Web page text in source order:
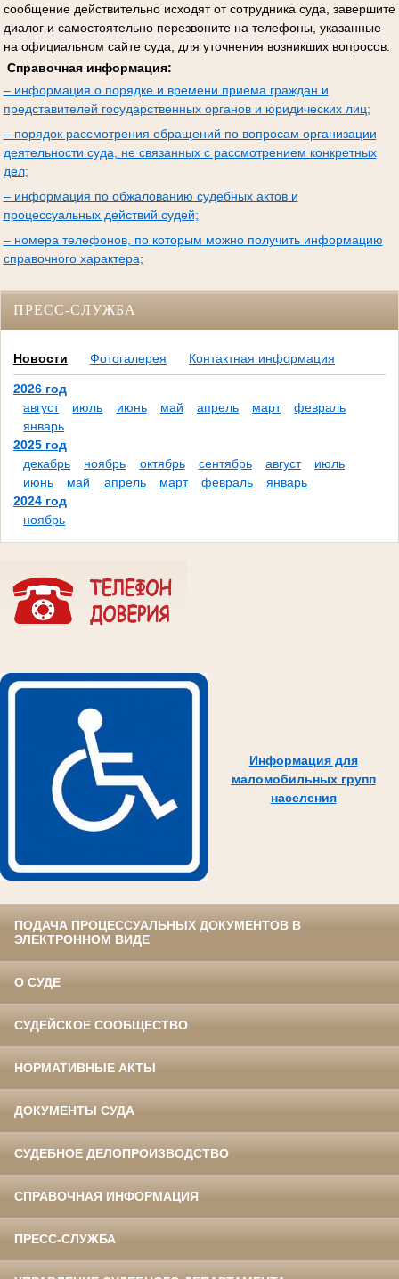
сообщение действительно исходят от сотрудника суда, завершите
диалог и самостоятельно перезвоните на телефоны, указанные
на официальном сайте суда, для уточнения возникших вопросов.
Справочная информация:
– информация о порядке и времени приема граждан и
представителей государственных органов и юридических лиц;
– порядок рассмотрения обращений по вопросам организации
деятельности суда, не связанных с рассмотрением конкретных
дел;
– информация по обжалованию судебных актов и
процессуальных действий судей;
– номера телефонов, по которым можно получить информацию
справочного характера;
ПРЕСС-СЛУЖБА
Новости Фотогалерея Контактная информация
2026 год
август
июль июнь май апрель март
февраль
январь
2025 год
декабрь
ноябрь октябрь сентябрь август
июль
июнь
май апрель март февраль
январь
2024 год
ноябрь
Информация для
маломобильных групп
населения
ПОДАЧА ПРОЦЕССУАЛЬНЫХ ДОКУМЕНТОВ В
ЭЛЕКТРОННОМ ВИДЕ
О СУДЕ
СУДЕЙСКОЕ СООБЩЕСТВО
НОРМАТИВНЫЕ АКТЫ
ДОКУМЕНТЫ СУДА
СУДЕБНОЕ ДЕЛОПРОИЗВОДСТВО
СПРАВОЧНАЯ ИНФОРМАЦИЯ
ПРЕСС-СЛУЖБА